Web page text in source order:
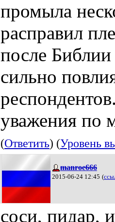
промыла
расправил
после Библии
сильно
уважения по
(Ответить) (Уровень
manroe666
2015-06-24 12:45 (
соси, пидар,